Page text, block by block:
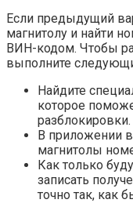
Если предыдущий
магнитолу и найти
ВИН-кодом. Чтобы
выполните
Найдите
которое
разблокировки.
В приложении
магнитолы
Как только
записать
точно так, как